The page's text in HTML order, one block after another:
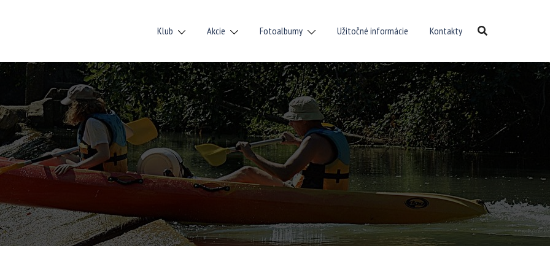
Klub Akcie Fotoalbumy Užitočné informácie Kontakty